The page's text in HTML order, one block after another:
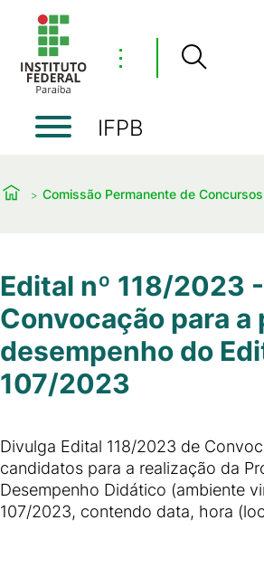
⋮
IFPB
Comissão Permanente de Concursos
Edital nº 118/2023 -
Convocação para a
desempenho do
107/2023
Divulga Edital 118/2023 de
candidatos para a realização da
Desempenho Didático (ambiente
107/2023, contendo data, hora